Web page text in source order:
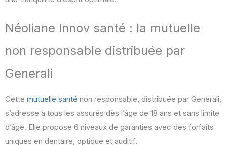
Néoliane Innov santé : la mutuelle
non responsable distribuée par
Generali
Cette mutuelle santé non responsable, distribuée par Generali,
s’adresse à tous les assurés dès l’âge de 18 ans et sans limite
d’âge. Elle propose 6 niveaux de garanties avec des forfaits
uniques en dentaire, optique et auditif.